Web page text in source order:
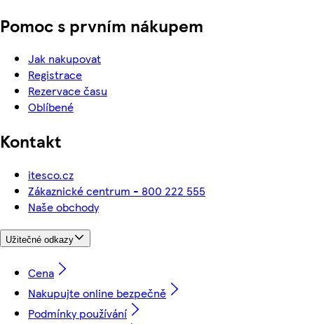
Pomoc s prvním nákupem
Jak nakupovat
Registrace
Rezervace času
Oblíbené
Kontakt
itesco.cz
Zákaznické centrum - 800 222 555
Naše obchody
Užitečné odkazy
Cena
Nakupujte online bezpečně
Podmínky používání